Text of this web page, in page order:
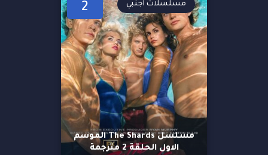
2
مسلسل The Shards الموسم
الاول الحلقة 2 مترجمة
مسلسلات اجنبي